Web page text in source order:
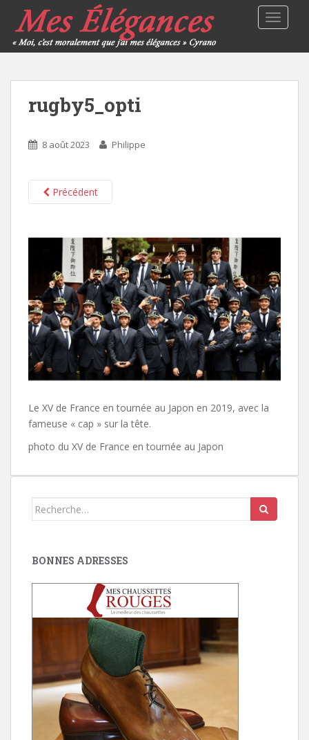
rugby5_opti
8 août 2023 Philippe
Précédent
Le XV de France en tournée au Japon en 2019, avec la
fameuse « cap » sur la tête.
photo du XV de France en tournée au Japon
Search
BONNES ADRESSES